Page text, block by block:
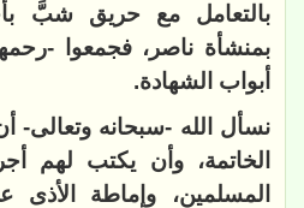
بالتعامل مع حريق شبَّ
بمنشأة ناصر، فجمعوا -
أبواب الشهادة.
نسأل الله -سبحانه
الخاتمة، وأن يكتب لهم
المسلمين، وإماطة